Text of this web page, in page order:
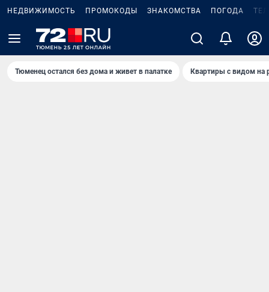
НЕДВИЖИМОСТЬ ПРОМОКОДЫ ЗНАКОМСТВА ПОГОДА
Тюменец остался без дома и живет в палатке Квартиры с видом на